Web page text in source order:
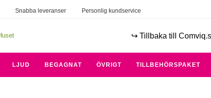
Snabba leveranser Personlig kundservice
↪️ Tillbaka till
LJUD BEGAGNAT ÖVRIGT TILLBEHÖRSPAKET